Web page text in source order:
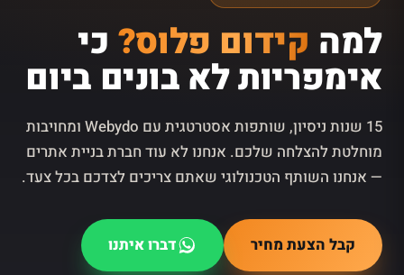
למה קידום פלוס? כי
אימפריות לא בונים ביום
15 שנות ניסיון, שותפות אסטרטגית עם Webydo ומחויבות
מוחלטת להצלחה שלכם. אנחנו לא עוד חברת בניית אתרים
— אנחנו השותף הטכנולוגי שאתם צריכים לצדכם בכל צעד.
קבל הצעת מחיר דברו איתנו